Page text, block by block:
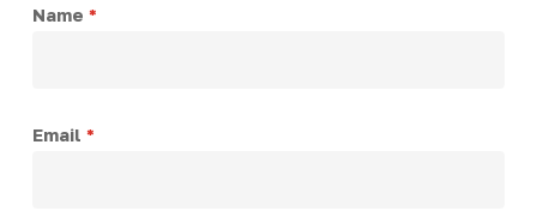
Name *
Email *